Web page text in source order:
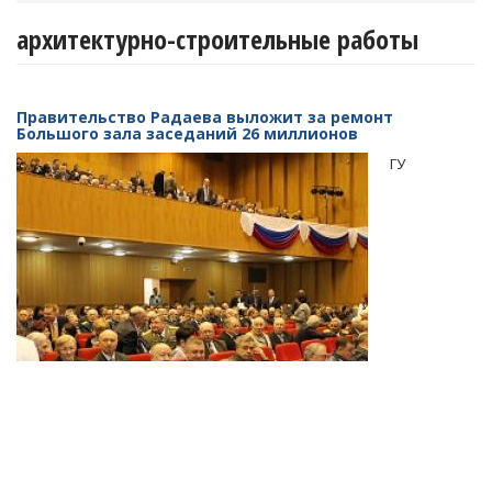
архитектурно-строительные работы
Правительство Радаева выложит за ремонт
Большого зала заседаний 26 миллионов
ГУ